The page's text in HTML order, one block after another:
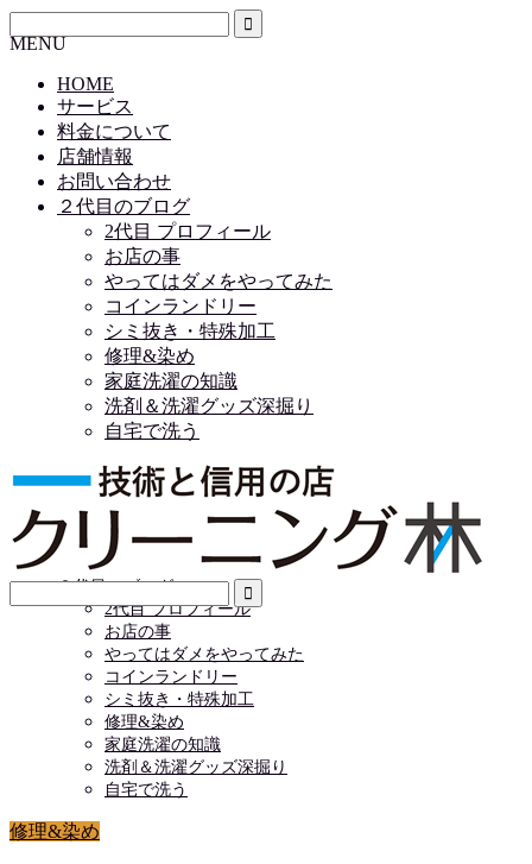
MENU
HOME
サービス
料金について
店舗情報
お問い合わせ
２代目のブログ
2代目 プロフィール
お店の事
やってはダメをやってみた
コインランドリー
シミ抜き・特殊加工
修理&染め
家庭洗濯の知識
洗剤＆洗濯グッズ深掘り
自宅で洗う
HOME
サービス
料金について
店舗情報
お問い合わせ
２代目のブログ
2代目 プロフィール
お店の事
やってはダメをやってみた
コインランドリー
シミ抜き・特殊加工
修理&染め
家庭洗濯の知識
洗剤＆洗濯グッズ深掘り
自宅で洗う
修理&染め